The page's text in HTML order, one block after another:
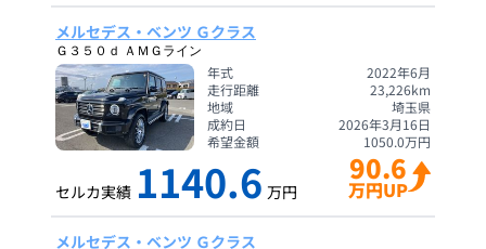
メルセデス・ベンツ Ｇクラス
Ｇ３５０ｄ ＡＭＧライン
年式
2022年6月
走行距離
23,226km
地域
埼玉県
成約日
2026年3月16日
希望金額
1050.0万円
セルカ実績 1140.6 万円
90.6
万円UP
メルセデス・ベンツ Ｇクラス